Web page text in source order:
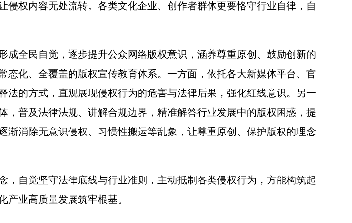
权内容无处流转。各类文化企业、创作者群体更要恪守行业自律，自
全民自觉，逐步提升公众网络版权意识，涵养尊重原创、鼓励创新的
态化、全覆盖的版权宣传教育体系。一方面，依托各大新媒体平台、官
的方式，直观展现侵权行为的危害与法律后果，强化红线意识。另一
普及法律法规、讲解合规边界，精准解答行业发展中的版权困惑，提
消除无意识侵权、习惯性搬运等乱象，让尊重原创、保护版权的理念
自觉坚守法律底线与行业准则，主动抵制各类侵权行为，方能构筑起
业高质量发展筑牢根基。